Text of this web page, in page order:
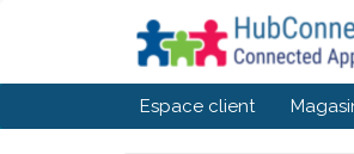
Espace client